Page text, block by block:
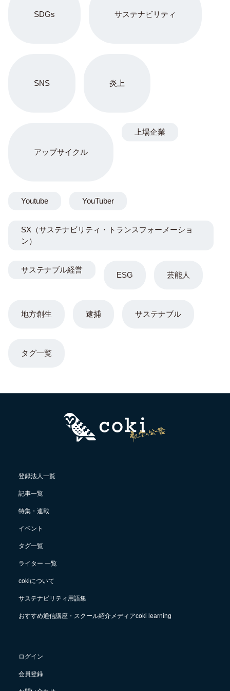
SDGs サステナビリティ
SNS 炎上
アップサイクル
ESG 芸能人
地方創生 逮捕 サステナブル
上場企業
Youtube YouTuber
SX（サステナビリティ・トランスフォーメーショ
ン）
サステナブル経営
タグ一覧
登録法人一覧
記事一覧
特集・連載
イベント
タグ一覧
ライター 一覧
cokiについて
サステナビリティ用語集
おすすめ通信講座・スクール紹介メディアcoki learning
ログイン
会員登録